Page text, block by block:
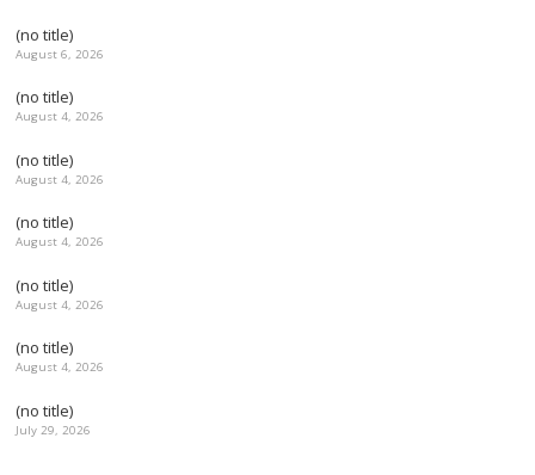
(no title)
August 6, 2026
(no title)
August 4, 2026
(no title)
August 4, 2026
(no title)
August 4, 2026
(no title)
August 4, 2026
(no title)
August 4, 2026
(no title)
July 29, 2026